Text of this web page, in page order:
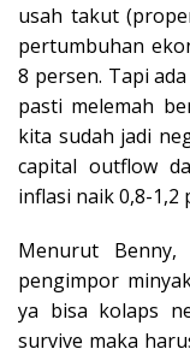
usah takut
pertumbuhan
8 persen. Tapi
pasti melemah
kita sudah jadi
capital outflow
inflasi naik 0,8-1,2
Menurut
pengimpor
ya bisa kolaps
survive maka